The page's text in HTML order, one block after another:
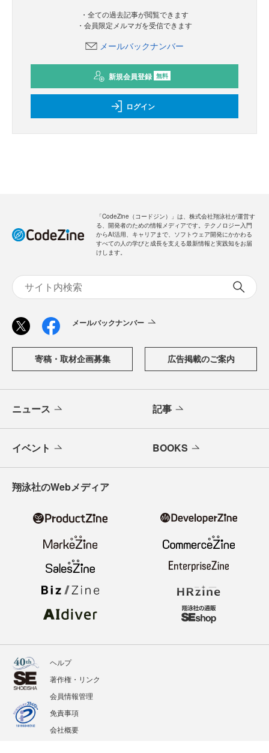
・全ての過去記事が閲覧できます
・会員限定メルマガを受信できます
メールバックナンバー
新規会員登録 無料
ログイン
「CodeZine（コードジン）」は、株式会社翔泳社が運営す
る、開発者のための情報メディアです。テクノロジー入門
からAI活用、キャリアまで、ソフトウェア開発にかかわる
すべての人の学びと成長を支える最新情報と実践知をお届
けします。
メールバックナンバー
寄稿・取材企画募集 広告掲載のご案内
ニュース 記事
イベント BOOKS
翔泳社のWebメディア
ヘルプ
著作権・リンク
会員情報管理
免責事項
会社概要